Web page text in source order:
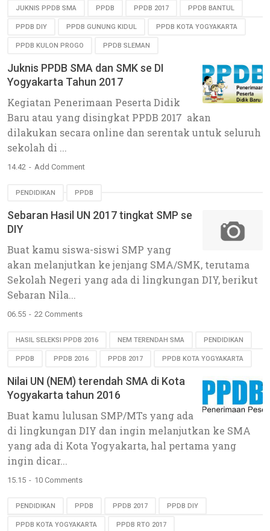
JUKNIS PPDB SMA PPDB PPDB 2017 PPDB BANTUL
PPDB DIY PPDB GUNUNG KIDUL PPDB KOTA YOGYAKARTA
PPDB KULON PROGO PPDB SLEMAN
Juknis PPDB SMA dan SMK se DI
Yogyakarta Tahun 2017
Kegiatan Penerimaan Peserta Didik
Baru atau yang disingkat PPDB 2017 akan
dilakukan secara online dan serentak untuk seluruh
sekolah di ...
14.42 Add Comment
PENDIDIKAN PPDB
Sebaran Hasil UN 2017 tingkat SMP se
DIY
Buat kamu siswa-siswi SMP yang
akan melanjutkan ke jenjang SMA/SMK, terutama
Sekolah Negeri yang ada di lingkungan DIY, berikut
Sebaran Nila...
06.55 22 Comments
HASIL SELEKSI PPDB 2016 NEM TERENDAH SMA PENDIDIKAN
PPDB PPDB 2016 PPDB 2017 PPDB KOTA YOGYAKARTA
Nilai UN (NEM) terendah SMA di Kota
Yogyakarta tahun 2016
Buat kamu lulusan SMP/MTs yang ada
di lingkungan DIY dan ingin melanjutkan ke SMA
yang ada di Kota Yogyakarta, hal pertama yang
ingin dicar...
15.15 10 Comments
PENDIDIKAN PPDB PPDB 2017 PPDB DIY
PPDB KOTA YOGYAKARTA PPDB RTO 2017